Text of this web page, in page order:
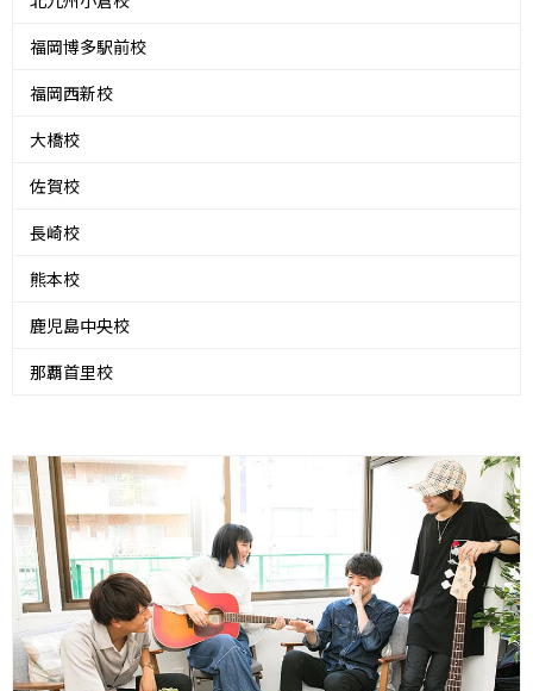
福岡博多駅前校
福岡西新校
大橋校
佐賀校
長崎校
熊本校
鹿児島中央校
那覇首里校